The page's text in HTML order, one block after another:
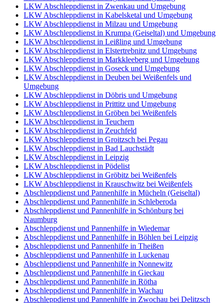
LKW Abschleppdienst in Zwenkau und Umgebung
LKW Abschleppdienst in Kabelsketal und Umgebung
LKW Abschleppdienst in Milzau und Umgebung
LKW Abschleppdienst in Krumpa (Geiseltal) und Umgebung
LKW Abschleppdienst in Leißling und Umgebung
LKW Abschleppdienst in Elstertrebnitz und Umgebung
LKW Abschleppdienst in Markkleeberg und Umgebung
LKW Abschleppdienst in Goseck und Umgebung
LKW Abschleppdienst in Deuben bei Weißenfels und
Umgebung
LKW Abschleppdienst in Döbris und Umgebung
LKW Abschleppdienst in Prittitz und Umgebung
LKW Abschleppdienst in Gröben bei Weißenfels
LKW Abschleppdienst in Teuchern
LKW Abschleppdienst in Zeuchfeld
LKW Abschleppdienst in Groitzsch bei Pegau
LKW Abschleppdienst in Bad Lauchstädt
LKW Abschleppdienst in Leipzig
LKW Abschleppdienst in Pödelist
LKW Abschleppdienst in Gröbitz bei Weißenfels
LKW Abschleppdienst in Krauschwitz bei Weißenfels
Abschleppdienst und Pannenhilfe in Mücheln (Geiseltal)
Abschleppdienst und Pannenhilfe in Schleberoda
Abschleppdienst und Pannenhilfe in Schönburg bei
Naumburg
Abschleppdienst und Pannenhilfe in Wiedemar
Abschleppdienst und Pannenhilfe in Böhlen bei Leipzig
Abschleppdienst und Pannenhilfe in Theißen
Abschleppdienst und Pannenhilfe in Luckenau
Abschleppdienst und Pannenhilfe in Nonnewitz
Abschleppdienst und Pannenhilfe in Gieckau
Abschleppdienst und Pannenhilfe in Rötha
Abschleppdienst und Pannenhilfe in Wachau
Abschleppdienst und Pannenhilfe in Zwochau bei Delitzsch